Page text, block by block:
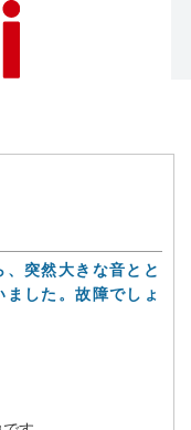
突然大きな音とと
した。故障でしょ